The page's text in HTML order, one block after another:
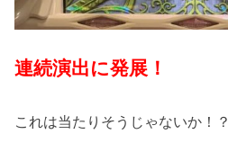
連続演出に発展！
これは当たりそうじゃないか！？